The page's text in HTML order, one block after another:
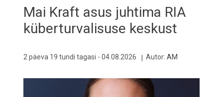
Mai Kraft asus juhtima RIA
küberturvalisuse keskust
2 päeva 19 tundi tagasi - 04.08.2026 Autor: AM